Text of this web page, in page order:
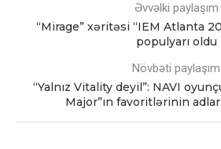
Əvvəlki paylaşım
“Mirage” xəritəsi “IEM Atlanta
populyarı oldu
Növbəti paylaşım
“Yalnız Vitality deyil”: NAVI
Major”ın favoritlərinin